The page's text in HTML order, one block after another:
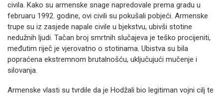
civila. Kako su armenske snage napredovale prema gradu u
februaru 1992. godine, ovi civili su pokušali pobjeći. Armenske
trupe su iz zasjede napale civile u bjekstvu, ubivši stotine
nedužnih ljudi. Tačan broj smrtnih slučajeva je teško procijeniti,
međutim riječ je vjerovatno o stotinama. Ubistva su bila
popraćena ekstremnom brutalnošću, uključujući mučenje i
silovanja.
Armenske vlasti su tvrdile da je Hodžali bio legitiman vojni cilj te